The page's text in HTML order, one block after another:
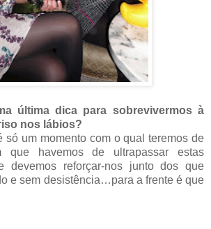
última dica para sobrevivermos à
nos lábios?
só um momento com o qual teremos de
que havemos de ultrapassar estas
devemos reforçar-nos junto dos que
e sem desistência…para a frente é que